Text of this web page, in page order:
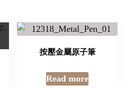
按壓金屬原子筆
Read more